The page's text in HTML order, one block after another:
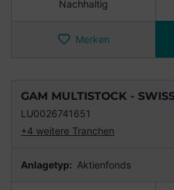
Nachhaltig
Merken
GAM MULTISTOCK -
LU0026741651
+4 weitere Tranchen
Anlagetyp: Aktienfonds